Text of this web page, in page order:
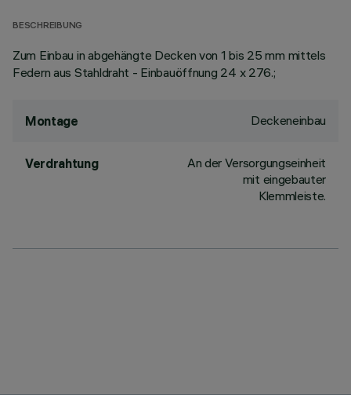
BESCHREIBUNG
Zum Einbau in abgehängte Decken von 1 bis 25 mm mittels
Federn aus Stahldraht - Einbauöffnung 24 x 276.;
Montage Deckeneinbau
Verdrahtung
An der Versorgungseinheit
mit eingebauter
Klemmleiste.